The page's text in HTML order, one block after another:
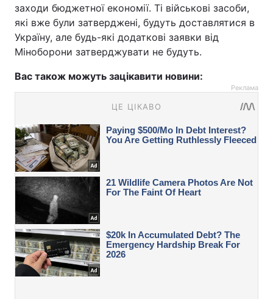
заходи бюджетної економії. Ті військові засоби,
які вже були затверджені, будуть доставлятися в
Україну, але будь-які додаткові заявки від
Міноборони затверджувати не будуть.
Вас також можуть зацікавити новини:
Реклама